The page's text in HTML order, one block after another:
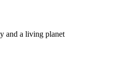
and a living planet